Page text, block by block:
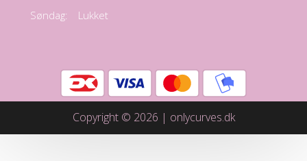
Søndag:
Lukket
Copyright © 2026 | onlycurves.dk